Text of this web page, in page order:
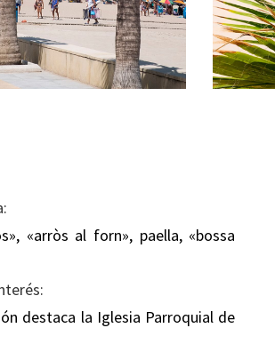
«arròs al forn», paella, «bossa
destaca la Iglesia Parroquial de